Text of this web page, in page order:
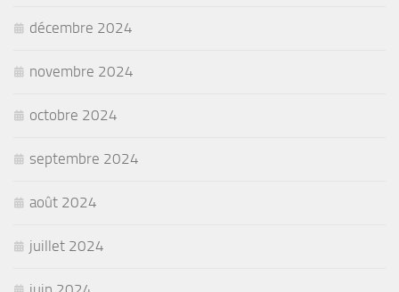
décembre 2024
novembre 2024
octobre 2024
septembre 2024
août 2024
juillet 2024